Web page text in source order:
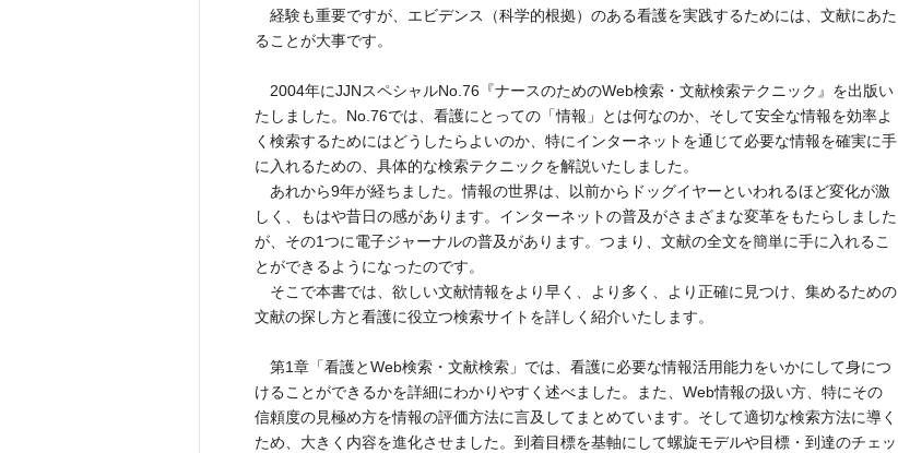
経験も重要ですが、エビデンス（科学的根拠）のある看護を実践するためには、文献にあた
ることが大事です。
2004年にJJNスペシャルNo.76『ナースのためのWeb検索・文献検索テクニック』を出版い
たしました。No.76では、看護にとっての「情報」とは何なのか、そして安全な情報を効率よ
く検索するためにはどうしたらよいのか、特にインターネットを通じて必要な情報を確実に手
に入れるための、具体的な検索テクニックを解説いたしました。
あれから9年が経ちました。情報の世界は、以前からドッグイヤーといわれるほど変化が激
しく、もはや昔日の感があります。インターネットの普及がさまざまな変革をもたらしました
が、その1つに電子ジャーナルの普及があります。つまり、文献の全文を簡単に手に入れるこ
とができるようになったのです。
そこで本書では、欲しい文献情報をより早く、より多く、より正確に見つけ、集めるための
文献の探し方と看護に役立つ検索サイトを詳しく紹介いたします。
第1章「看護とWeb検索・文献検索」では、看護に必要な情報活用能力をいかにして身につ
けることができるかを詳細にわかりやすく述べました。また、Web情報の扱い方、特にその
信頼度の見極め方を情報の評価方法に言及してまとめています。そして適切な検索方法に導く
ため、大きく内容を進化させました。到着目標を基軸にして螺旋モデルや目標・到達のチェッ